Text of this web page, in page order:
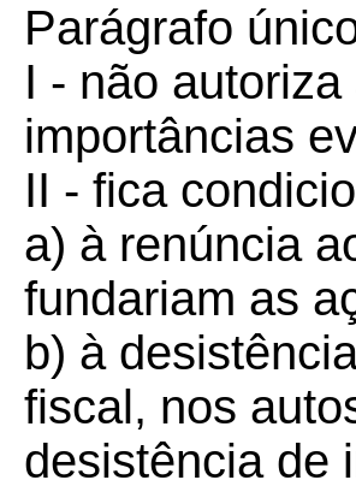
Parágrafo
I - não
importâncias
II - fica
a) à renúncia
fundariam as
b) à
fiscal, nos
desistência de